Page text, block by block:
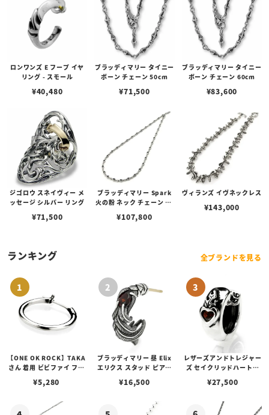
ロンワンズ E フープ イヤ
リング - スモール
¥40,480
ブラッディマリー タイニー
ボーン チェーン 50cm
¥71,500
ブラッディマリー タイニー
ボーン チェーン 60cm
¥83,600
ジゴロウ スネイヴィー メ
ッセージ シルバー リング
¥71,500
ブラッディマリー Spark
火の粉 ネック チェーン 60
¥107,800
ヴィランズ イヴネックレス
¥143,000
ランキング 全ブランドを見る
【ONE OK ROCK】TAKA
さん 着用 ビビファイ フー
¥5,280
ブラッディマリー 昼 Elix
エリクス スタッド ピアス
¥16,500
レザーズアンドトレジャー
ズ セイクリッドハートピ
¥27,500